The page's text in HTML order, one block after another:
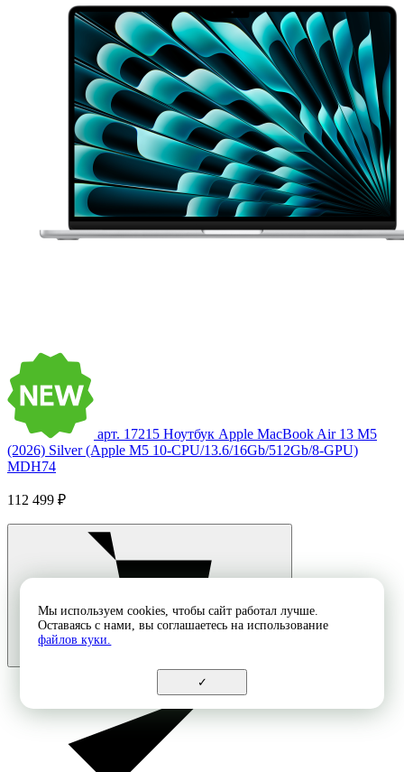
арт. 17215 Ноутбук Apple MacBook Air 13 M5
(2026) Silver (Apple M5 10-CPU/13.6/16Gb/512Gb/8-GPU)
MDH74
112 499 ₽
Мы используем cookies, чтобы сайт работал лучше.
Оставаясь с нами, вы соглашаетесь на использование
файлов куки.
✓